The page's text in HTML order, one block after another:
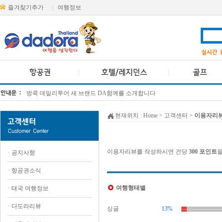
즐겨찾기추가 여행정보
방콕 데일리투어 새 브랜드 DA함께를 소개합니다
· 공지사항
· 항공권소식
· 태국 여행정보
· 다도라리뷰
현재위치 : Home > 고객센터 > 이용자리
이용자리뷰를 작성하시면 건당 300 포인트
여행형태별
싱글 13%